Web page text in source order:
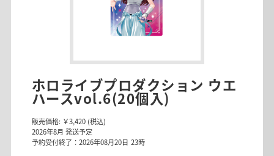
ホロライブプロダクション ウエ
ハースvol.6(20個入)
販売価格: ￥3,420 (税込)
2026年8月 発送予定
予約受付終了：2026年08月20日 23時